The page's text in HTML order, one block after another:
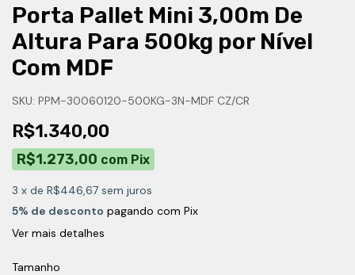
Porta Pallet Mini 3,00m De
Altura Para 500kg por Nível
Com MDF
SKU: PPM-30060120-500KG-3N-MDF CZ/CR
R$1.340,00
R$1.273,00 com Pix
3 x de R$446,67 sem juros
5% de desconto pagando com Pix
Ver mais detalhes
Tamanho